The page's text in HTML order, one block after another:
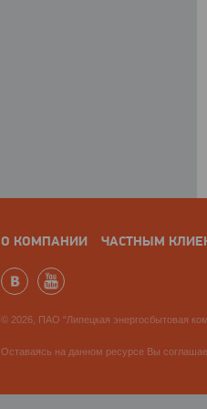
О КОМПАНИИ ЧАСТНЫМ
© 2026, ПАО "Липецкая энергосбытовая
Оставаясь на данном ресурсе Вы